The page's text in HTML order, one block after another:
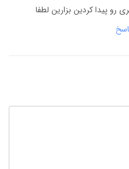
رو پیدا کردین بزارین لطفا